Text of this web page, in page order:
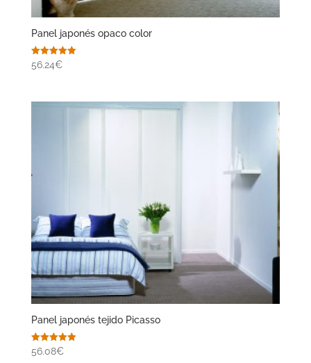
Panel japonés opaco color
Valorado
con
56.24€
Panel japonés tejido Picasso
Valorado
con
56.08€